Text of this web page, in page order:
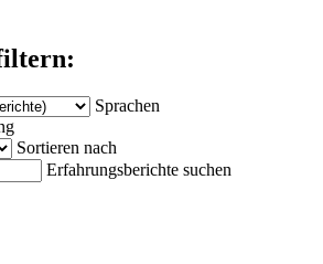
Sprachen
Sortieren nach
Erfahrungsberichte suchen